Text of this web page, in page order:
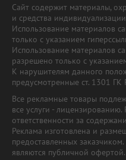
Сайт содержит материалы,
и средства
Использование материалов
только с указанием
Использование материалов
разрешено только с
К нарушителям данного
предусмотренные ст. 1301 ГК
Все рекламные товары
все услуги - лицензированию.
ответственности за
Реклама изготовлена и
предоставленных
являются публичной офертой.